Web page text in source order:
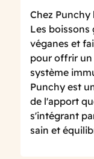
Chez Punchy
Les boissons
véganes et
pour offrir
système
Punchy est
de l'apport
s'intégrant
sain et